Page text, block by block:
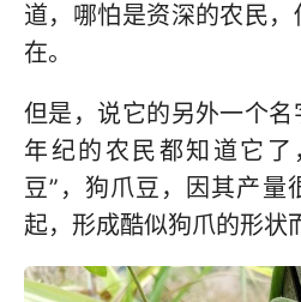
道，哪怕是资深的农民
在。
但是，说它的另外一个
年纪的农民都知道它
豆”，狗爪豆，因其产量
起，形成酷似狗爪的形状